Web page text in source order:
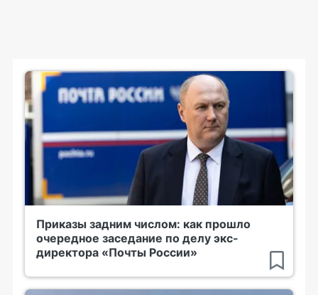
Приказы задним числом: как прошло
очередное заседание по делу экс-
директора «Почты России»